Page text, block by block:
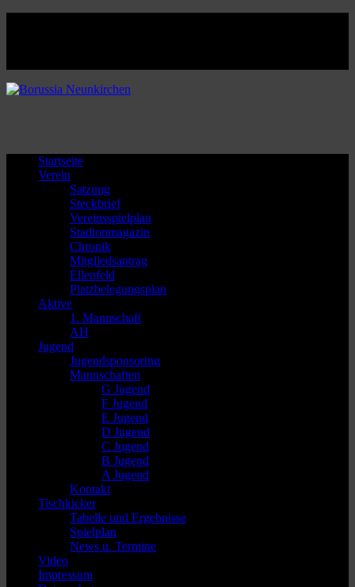
Startseite
Verein
Satzung
Steckbrief
Vereinsspielplan
Stadionmagazin
Chronik
Mitgliedsantrag
Ellenfeld
Platzbelegungsplan
Aktive
1. Mannschaft
AH
Jugend
Jugendsponsoring
Mannschaften
G Jugend
F Jugend
E Jugend
D Jugend
C Jugend
B Jugend
A Jugend
Kontakt
Tischkicker
Tabelle und Ergebnisse
Spielplan
News u. Termine
Video
Impressum